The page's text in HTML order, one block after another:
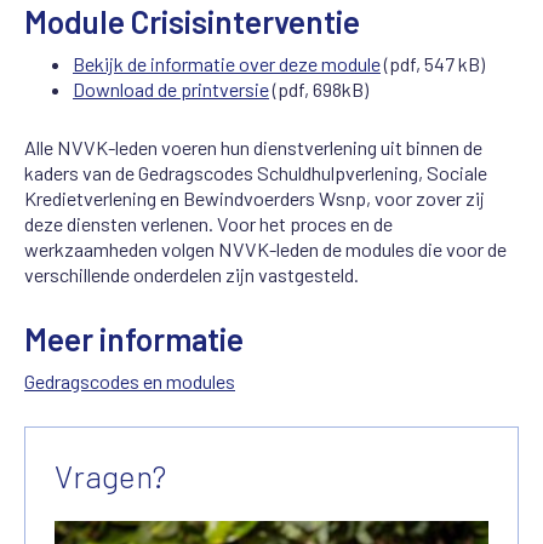
Module Crisisinterventie
Bekijk de informatie over deze module(pdf, 547 kB)
Download de printversie(pdf, 698kB)
Alle NVVK-leden voeren hun dienstverlening uit binnen de
kaders van de Gedragscodes Schuldhulpverlening, Sociale
Kredietverlening en Bewindvoerders Wsnp, voor zover zij
deze diensten verlenen. Voor het proces en de
werkzaamheden volgen NVVK-leden de modules die voor de
verschillende onderdelen zijn vastgesteld.
Meer informatie
Gedragscodes en modules
Vragen?